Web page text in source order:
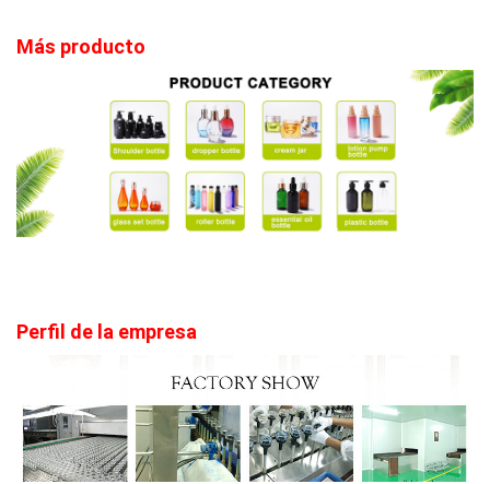
Más producto
Perfil de la empresa